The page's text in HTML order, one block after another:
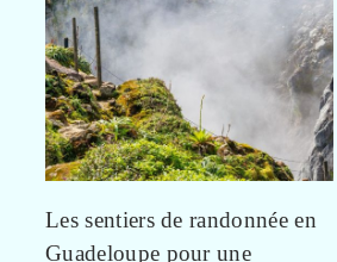
Les sentiers de randonnée en
Guadeloupe pour une